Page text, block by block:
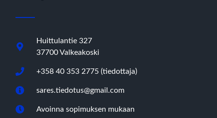
Huittulantie 327
37700 Valkeakoski
+358 40 353 2775 (tiedottaja)
sares.tiedotus@gmail.com
Avoinna sopimuksen mukaan